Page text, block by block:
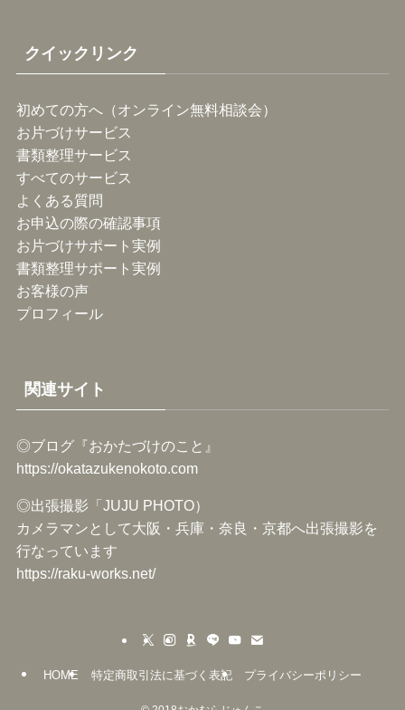
クイックリンク
初めての方へ（オンライン無料相談会）
お片づけサービス
書類整理サービス
すべてのサービス
よくある質問
お申込の際の確認事項
お片づけサポート実例
書類整理サポート実例
お客様の声
プロフィール
関連サイト
◎ブログ『おかたづけのこと』
https://okatazukenokoto.com
◎出張撮影「JUJU PHOTO）
カメラマンとして大阪・兵庫・奈良・京都へ出張撮影を
行なっています
https://raku-works.net/
HOME 特定商取引法に基づく表記 プライバシーポリシー